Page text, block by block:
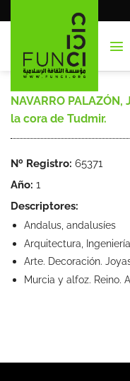
al
NAVARRO
la cora de Tudmir.
Nº Registro: 65371
Año: 1
Descriptores:
Andalus, andalusíes
Arquitectura,
Arte. Decoración.
Murcia y alfoz. Reino.